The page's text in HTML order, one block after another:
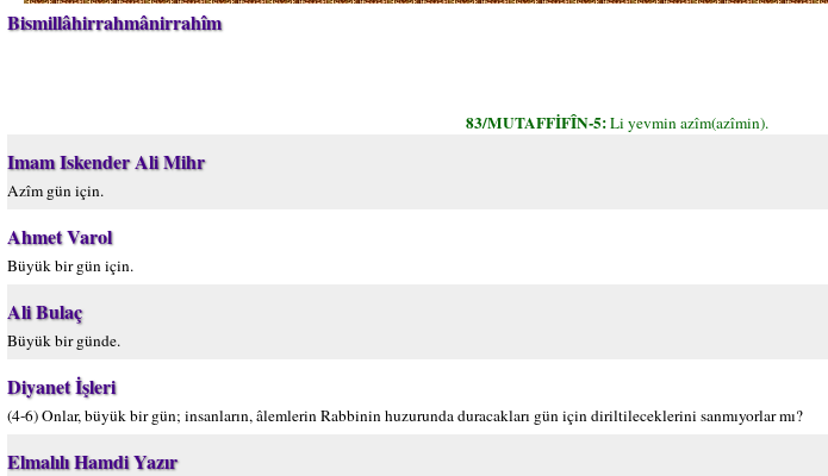
Bismillâhirrahmânirrahîm
83/MUTAFFİFÎN-5:Li yevmin azîm(azîmin).
Imam Iskender Ali Mihr
Azîm gün için.
Ahmet Varol
Büyük bir gün için.
Ali Bulaç
Büyük bir günde.
Diyanet İşleri
(4-6) Onlar, büyük bir gün; insanların, âlemlerin Rabbinin huzurunda duracakları gün için diriltileceklerini sanmıyorlar mı?
Elmalılı Hamdi Yazır